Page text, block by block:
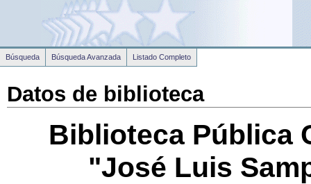
Datos de biblioteca
Biblioteca Pública
"José Luis
Búsqueda Búsqueda Avanzada Listado Completo